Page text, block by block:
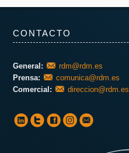
CONTACTO
General:
rdm@rdm.es
Prensa:
comunica@rdm.es
Comercial:
direccion@rdm.es